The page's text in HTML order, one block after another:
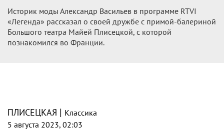
Историк моды Александр Васильев в программе RTVI
«Легенда» рассказал о своей дружбе с примой-балериной
Большого театра Майей Плисецкой, с которой
познакомился во Франции.
ПЛИСЕЦКАЯ | Классика
5 августа 2023, 02:03